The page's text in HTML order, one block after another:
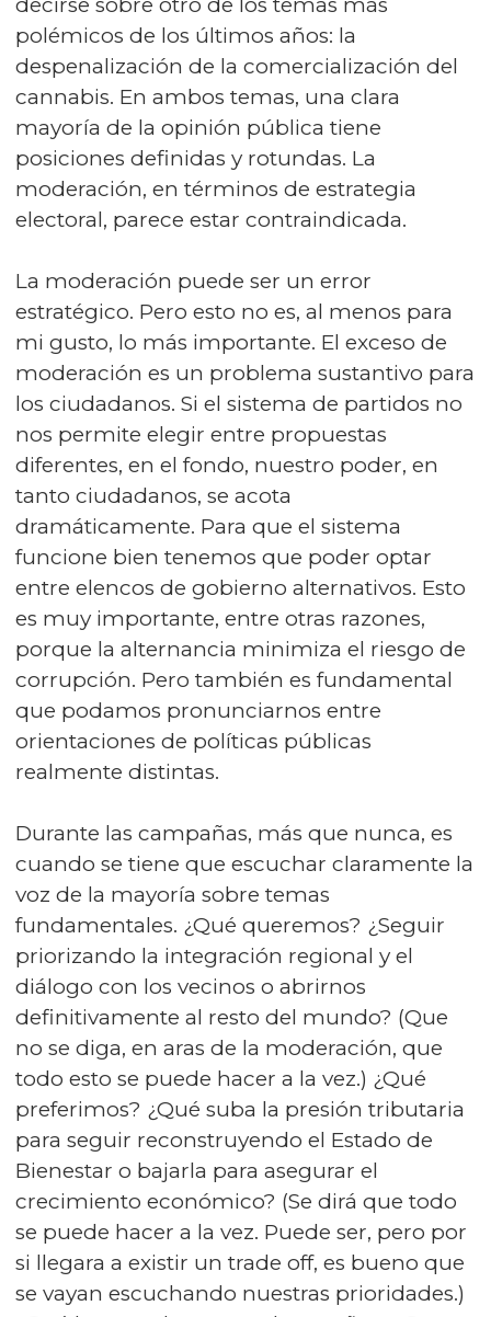
polémicos de los últimos años: la
despenalización de la comercialización del
cannabis. En ambos temas, una clara
mayoría de la opinión pública tiene
posiciones definidas y rotundas. La
moderación, en términos de estrategia
electoral, parece estar contraindicada.
La moderación puede ser un error
estratégico. Pero esto no es, al menos para
mi gusto, lo más importante. El exceso de
moderación es un problema sustantivo para
los ciudadanos. Si el sistema de partidos no
nos permite elegir entre propuestas
diferentes, en el fondo, nuestro poder, en
tanto ciudadanos, se acota
dramáticamente. Para que el sistema
funcione bien tenemos que poder optar
entre elencos de gobierno alternativos. Esto
es muy importante, entre otras razones,
porque la alternancia minimiza el riesgo de
corrupción. Pero también es fundamental
que podamos pronunciarnos entre
orientaciones de políticas públicas
realmente distintas.
Durante las campañas, más que nunca, es
cuando se tiene que escuchar claramente la
voz de la mayoría sobre temas
fundamentales. ¿Qué queremos? ¿Seguir
priorizando la integración regional y el
diálogo con los vecinos o abrirnos
definitivamente al resto del mundo? (Que
no se diga, en aras de la moderación, que
todo esto se puede hacer a la vez.) ¿Qué
preferimos? ¿Qué suba la presión tributaria
para seguir reconstruyendo el Estado de
Bienestar o bajarla para asegurar el
crecimiento económico? (Se dirá que todo
se puede hacer a la vez. Puede ser, pero por
si llegara a existir un trade off, es bueno que
se vayan escuchando nuestras prioridades.)